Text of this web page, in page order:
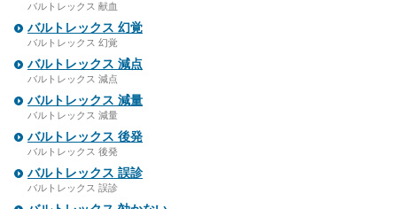
バルトレックス 献血
バルトレックス 幻覚
バルトレックス 幻覚
バルトレックス 減点
バルトレックス 減点
バルトレックス 減量
バルトレックス 減量
バルトレックス 後発
バルトレックス 後発
バルトレックス 誤診
バルトレックス 誤診